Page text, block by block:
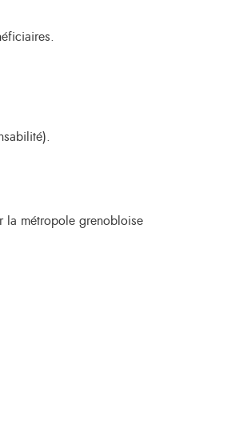
la métropole grenobloise